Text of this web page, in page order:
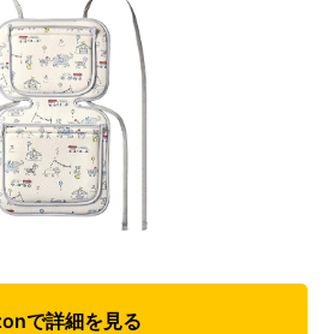
で詳細を見る